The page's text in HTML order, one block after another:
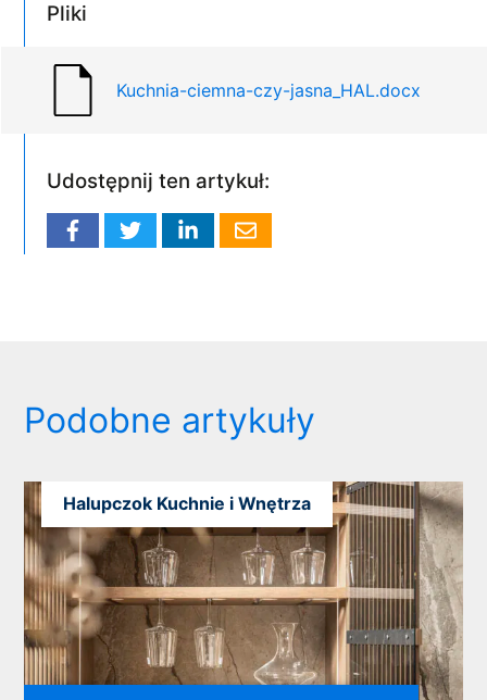
Pliki
Kuchnia-ciemna-czy-jasna_HAL.docx
Udostępnij ten artykuł:
Podobne artykuły
Halupczok Kuchnie i Wnętrza